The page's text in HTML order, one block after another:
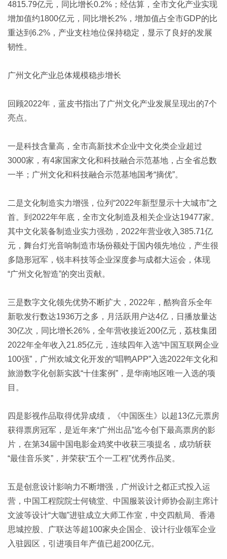
4815.79亿元，同比增长0.2%；经估算，全市文化产业实现
增加值约1800亿元，同比增长2%，增加值占全市GDP的比
重达到6.2%，产业支柱地位保持稳定，显示了良好的发展
韧性。
广州文化产业总体规模稳步增长
回顾2022年，蓝皮书指出了广州文化产业发展呈现出的7个
亮点。
一是科技含量高，全市高新技术企业中文化类企业超过
3000家，有4家国家文化和科技融合示范基地，占全省总数
一半；广州文化和科技融合示范基地国考“摘优”。
二是文化制造实力增强，位列“2022年新型显示十大城市”之
首。到2022年年底，全市文化制造及相关企业达19477家。
其中文化装备制造业实力强劲，2022年营业收入385.71亿
元，舞台灯光音响制造市场份额处于国内领先地位，产生很
多隐形冠军，锐丰科技等企业深度参与成都大运会，体现
“广州文化智造”的突出贡献。
三是数字文化领先优势不断扩大，2022年，酷狗音乐全年
新歌发行数达1936万之多，月活跃用户达4亿，日播放量达
30亿次，同比增长26%，全年营收接近200亿元，荔枝集团
2022年全年收入21.85亿元，连续四年入选“中国互联网企业
100强”，广州欢城文化开发的“唱鸭APP”入选2022年文化和
旅游数字化创新实践“十佳案例”，是华南地区唯一入选的项
目。
四是影视作品取得优异成绩，《中国医生》以超13亿元票房
获得票房冠军，是近年来“广州出品”迄今创下最高票房的影
片，在第34届中国电影金鸡奖中收获三项提名，成功斩获
“最佳音乐奖”，并荣获“五个一工程”优秀作品奖。
五是创意设计影响力不断增强，广州设计之都正式投入运
营，中国工程院院士何镜堂、中国服装设计师协会副主席计
文波等设计“大咖”进驻成立大师工作室，中交四航局、香港
思城控股、广联达等超100家央企国企、设计行业领军企业
入驻园区，引进项目年产值已超200亿元。